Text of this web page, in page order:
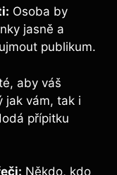
Osoba by
jasně a
publikum.
aby váš
jak vám, ​tak i
přípitku
Někdo, kdo